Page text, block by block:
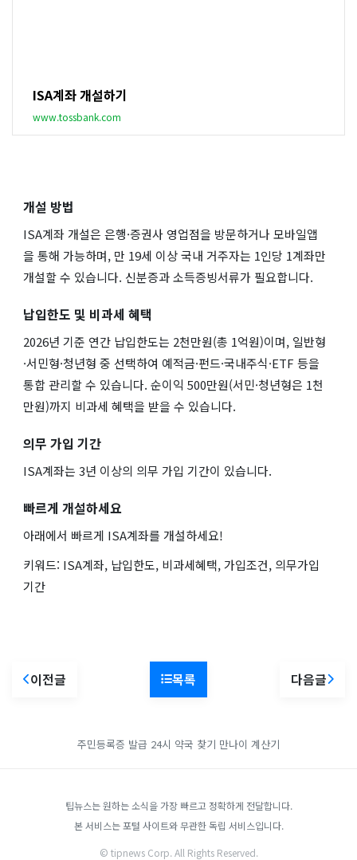
ISA계좌 개설하기
www.tossbank.com
개설 방법
ISA계좌 개설은 은행·증권사 영업점을 방문하거나 모바일앱
을 통해 가능하며, 만 19세 이상 국내 거주자는 1인당 1계좌만
개설할 수 있습니다. 신분증과 소득증빙서류가 필요합니다.
납입한도 및 비과세 혜택
2026년 기준 연간 납입한도는 2천만원(총 1억원)이며, 일반형
·서민형·청년형 중 선택하여 예적금·펀드·국내주식·ETF 등을
통합 관리할 수 있습니다. 순이익 500만원(서민·청년형은 1천
만원)까지 비과세 혜택을 받을 수 있습니다.
의무 가입 기간
ISA계좌는 3년 이상의 의무 가입 기간이 있습니다.
빠르게 개설하세요
아래에서 빠르게 ISA계좌를 개설하세요!
키워드: ISA계좌, 납입한도, 비과세혜택, 가입조건, 의무가입
기간
이전글 목록 다음글
주민등록증 발급 24시 약국 찾기 만나이 계산기
팁뉴스는 원하는 소식을 가장 빠르고 정확하게 전달합니다.
본 서비스는 포털 사이트와 무관한 독립 서비스입니다.
© tipnews Corp. All Rights Reserved.